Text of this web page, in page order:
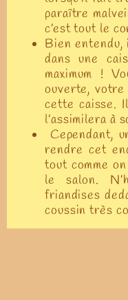
paraître
c’est tout le
Bien
dans une
maximum !
ouverte, votre
cette caisse.
l’assimilera à
Cependant,
rendre cet
tout comme
le salon.
friandises
coussin très